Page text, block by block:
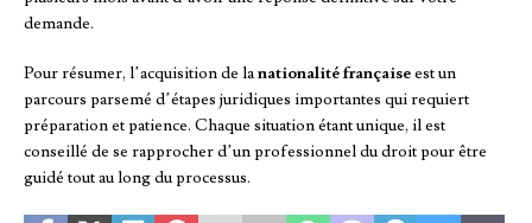
demande.
Pour résumer, l’acquisition de lanationalité françaiseest un
parcours parsemé d’étapes juridiques importantes qui requiert
préparation et patience. Chaque situation étant unique, il est
conseillé de se rapprocher d’un professionnel du droit pour être
guidé tout au long du processus.